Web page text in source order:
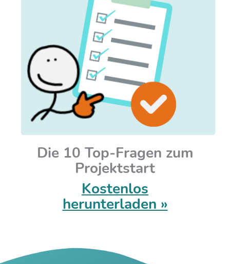
Die 10 Top-Fragen zum
Projektstart
Kostenlos
herunterladen »